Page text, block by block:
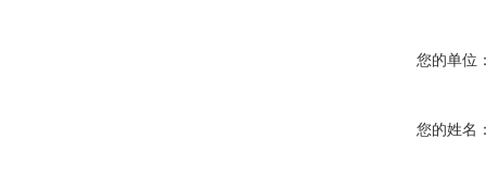
您的单位
您的姓名